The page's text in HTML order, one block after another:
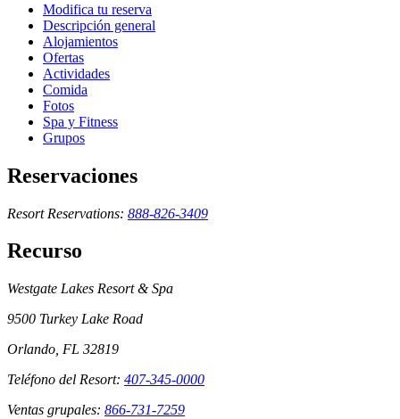
Modifica tu reserva
Descripción general
Alojamientos
Ofertas
Actividades
Comida
Fotos
Spa y Fitness
Grupos
Reservaciones
Resort Reservations: 888-826-3409
Recurso
Westgate Lakes Resort & Spa
9500 Turkey Lake Road
Orlando, FL 32819
Teléfono del Resort: 407-345-0000
Ventas grupales: 866-731-7259